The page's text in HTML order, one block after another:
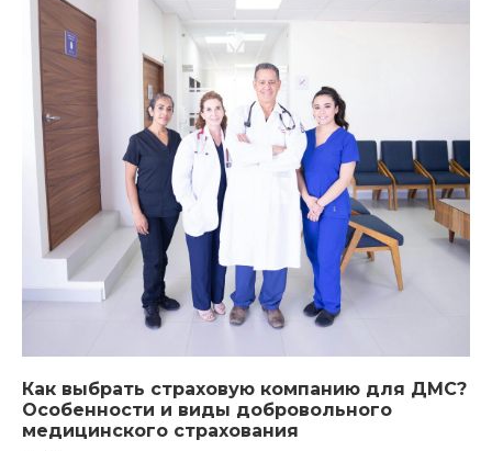
Как выбрать страховую компанию для ДМС?
Особенности и виды добровольного
медицинского страхования